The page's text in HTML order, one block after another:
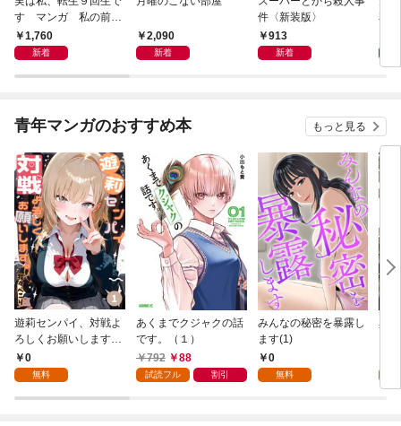
す マンガ 私の前世
物語1,760
新着
2,090
新着
件〈新装版〉
913
新着
花
青年マンガのおすすめ本 もっと見る
遊莉センパイ、対戦よ
ろしくお願いします。
1 0
無料
あくまでクジャクの話
です。（１）
792
88
試読フル 割引
みんなの秘密を暴露し
ます(1)
0
無料
異